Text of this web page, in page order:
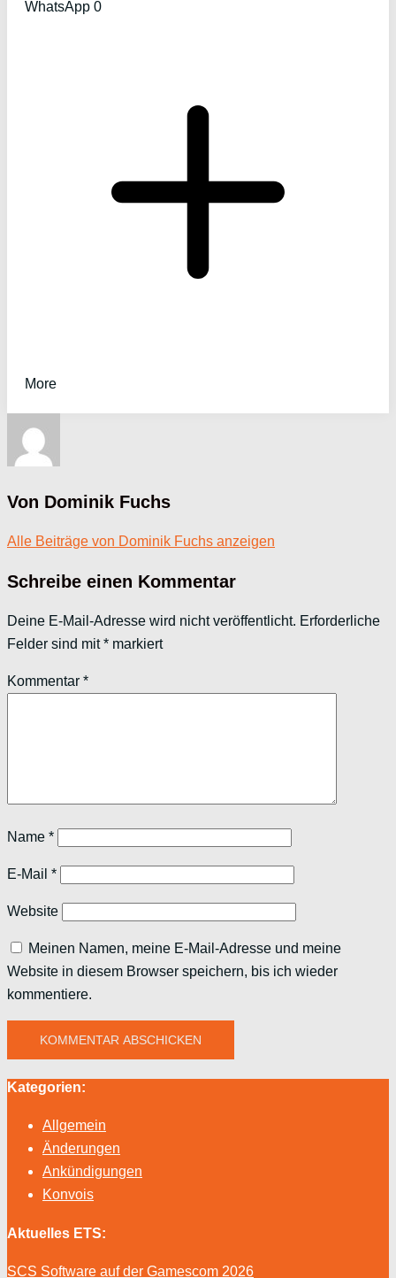
WhatsApp 0
More
Von Dominik Fuchs
Alle Beiträge von Dominik Fuchs anzeigen
Schreibe einen Kommentar
Deine E-Mail-Adresse wird nicht veröffentlicht. Erforderliche
Felder sind mit* markiert
Kommentar *
Name *
E-Mail *
Website
Meinen Namen, meine E-Mail-Adresse und meine
Website in diesem Browser speichern, bis ich wieder
kommentiere.
Kategorien:
Allgemein
Änderungen
Ankündigungen
Konvois
Aktuelles ETS:
SCS Software auf der Gamescom 2026